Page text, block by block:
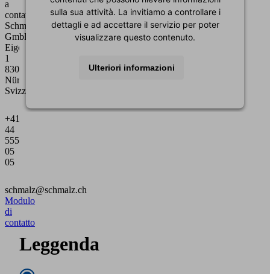
a
contattarci.
Schmalz
GmbH
Eigentalstrasse
1
8309
Nürensdorf
Svizzera
+41
44
555
05
05
schmalz@schmalz.ch
Modulo
di
contatto
sulla sua attività. La invitiamo a controllare i
dettagli e ad accettare il servizio per poter
visualizzare questo contenuto.
Ulteriori informazioni
Leggenda